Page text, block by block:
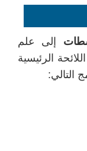
إلى علم
الرئيسية
التالي: